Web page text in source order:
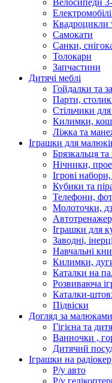
Велосипеди 3-
Квадроцикли
Самокати
Санки,
Толокари
Запчастини
Дитячі меблі
Гойдалки та
Парти,
Стільчики
Килимки,
Ліжка та
Іграшки для
Брязкальця
Нічники,
Ігрові
Кубики та
Телефони,
Молоточки,
Іграшки для
Заводні,
Навчальні
Килимки,
Каталки на
Розвиваюча
Каталки-
Підвіски
Догляд за малюками
Гігієна та
Ванночки ,
Дитячий
Іграшки на
Р/у авто
Р/у